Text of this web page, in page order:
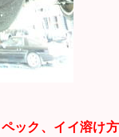
ック、イイ溶け